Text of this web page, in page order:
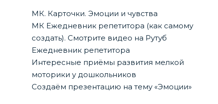
МК. Карточки. Эмоции и чувства
МК Ежедневник репетитора (как самому
создать). Смотрите видео на Рутуб
Ежедневник репетитора
Интересные приёмы развития мелкой
моторики у дошкольников
Создаём презентацию на тему «Эмоции»